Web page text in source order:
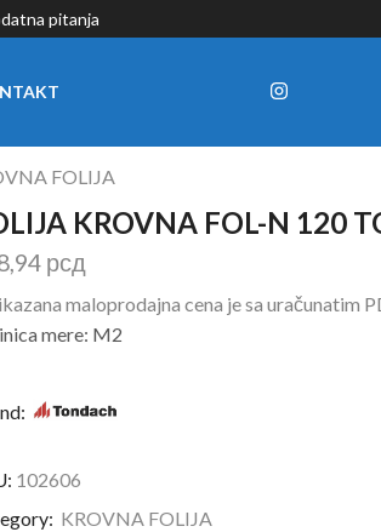
pitanja
FOLIJA
KROVNA FOL-N 120
рсд
maloprodajna cena je sa uračunatim
mere: M2
102606
KROVNA FOLIJA